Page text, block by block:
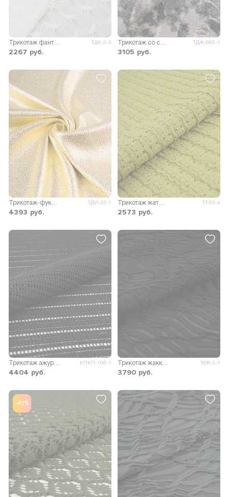
ТДК-5-3
2267 руб.
ТДЖ-685-1
3105 руб.
ТДИ-32-1
4393 руб.
ТТ-93-4
2573 руб.
КПКП-106-1
4404 руб.
ТАЖ-3-1
3790 руб.
-41%